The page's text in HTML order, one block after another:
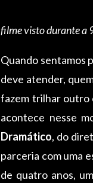
filme visto durante a
Quando sentamos
deve atender,
fazem trilhar outro
acontece nesse
Dramático, do
parceria com uma
de quatro anos,